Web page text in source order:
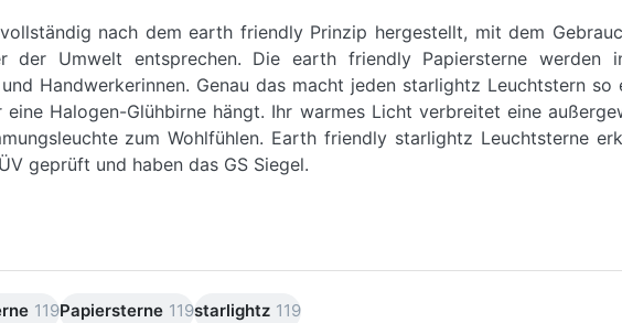
nach dem earth friendly Prinzip hergestellt, mit dem
der Umwelt entsprechen. Die earth friendly Papiersterne
Handwerkerinnen. Genau das macht jeden starlightz Leuchtstern
eine Halogen-Glühbirne hängt. Ihr warmes Licht verbreitet eine
zum Wohlfühlen. Earth friendly starlightz Leuchtsterne
geprüft und haben das GS Siegel.
119Papiersterne 119starlightz 119